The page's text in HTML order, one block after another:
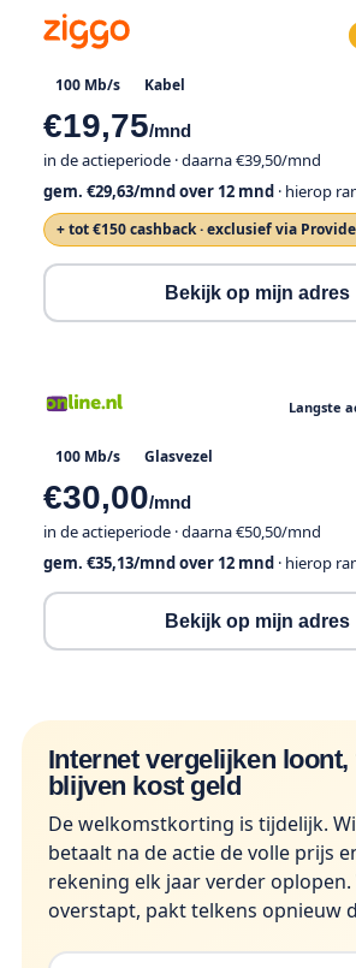
100 Mb/s Kabel
€19,75/mnd
in de actieperiode · daarna €39,50/mnd
gem. €29,63/mnd over 12 mnd · hierop
+ tot €150 cashback · exclusief via
Bekijk op mijn
Langste
100 Mb/s Glasvezel
€30,00/mnd
in de actieperiode · daarna €50,50/mnd
gem. €35,13/mnd over 12 mnd · hierop
Bekijk op mijn
Internet vergelijken
blijven kost geld
De welkomstkorting is tijdelijk.
betaalt na de actie de volle prijs
rekening elk jaar verder oplopen.
overstapt, pakt telkens opnieuw